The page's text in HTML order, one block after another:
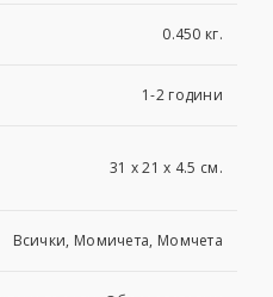
0.450 кг.
1-2 години
31 x 21 x 4.5 см.
Всички, Момичета, Момчета